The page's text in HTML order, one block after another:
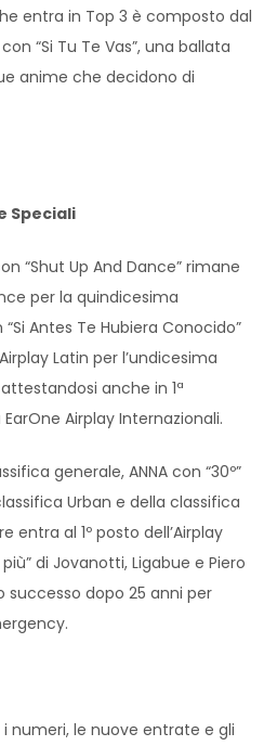
entra in Top 3 è composto dal
“Si Tu Te Vas”, una ballata
anime che decidono di
Speciali
“Shut Up And Dance” rimane
per la quindicesima
Antes Te Hubiera Conocido”
Latin per l’undicesima
anche in 1ª
Airplay Internazionali.
generale, ANNA con “30º”
Urban e della classifica
entra al 1º posto dell’Airplay
di Jovanotti, Ligabue e Piero
successo dopo 25 anni per
numeri, le nuove entrate e gli